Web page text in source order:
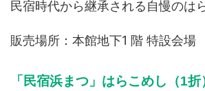
民宿時代から継承される自慢のは
販売場所：本館地下1 階 特設会場
「民宿浜まつ」はらこめし（1